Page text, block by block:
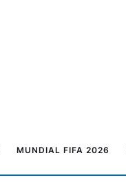
MUNDIAL FIFA 2026